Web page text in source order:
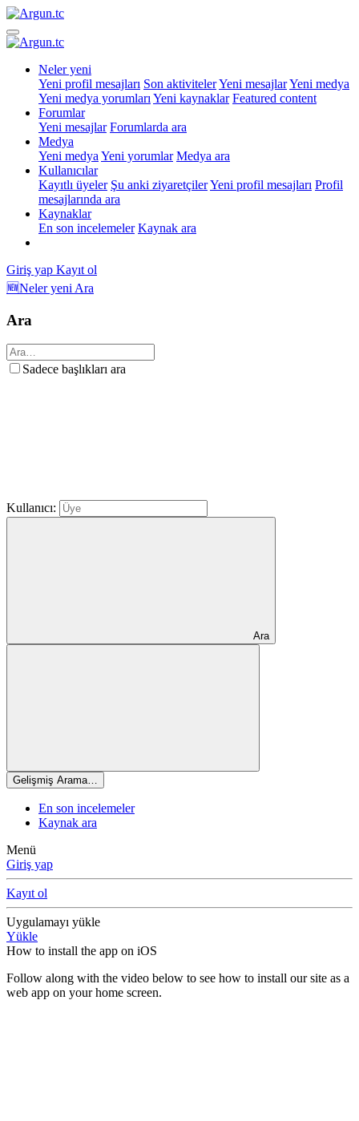
Neler yeni
Yeni profil mesajları Son aktivitelerYeni mesajlarYeni medya
Yeni medya yorumları Yeni kaynaklar Featured content
Forumlar
Yeni mesajlar Forumlarda ara
Medya
Yeni medya Yeni yorumlar Medya ara
Kullanıcılar
Kayıtlı üyeler Şu anki ziyaretçilerYeni profil mesajları Profil
mesajlarında ara
Kaynaklar
En son incelemeler Kaynak ara
Giriş yap Kayıt ol
🆕Neler yeni Ara
Ara
Sadece başlıkları ara
Kullanıcı:
Ara
Gelişmiş Arama…
En son incelemeler
Kaynak ara
Menü
Giriş yap
Kayıt ol
Uygulamayı yükle
Yükle
How to install the app on iOS
Follow along with the video below to see how to install our site as a
web app on your home screen.